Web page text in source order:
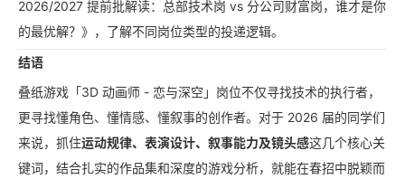
2026/2027 提前批解读：总部技术岗 vs 分公司财富岗，谁才是你
的最优解？》，了解不同岗位类型的投递逻辑。
结语
叠纸游戏「3D 动画师 - 恋与深空」岗位不仅寻找技术的执行者，
更寻找懂角色、懂情感、懂叙事的创作者。对于 2026 届的同学们
来说，抓住运动规律、表演设计、叙事能力及镜头感这几个核心关
键词，结合扎实的作品集和深度的游戏分析，就能在春招中脱颖而